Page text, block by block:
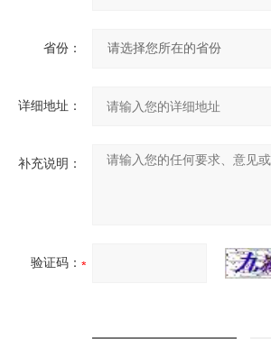
省份：
详细地址：
补充说明：
验证码：